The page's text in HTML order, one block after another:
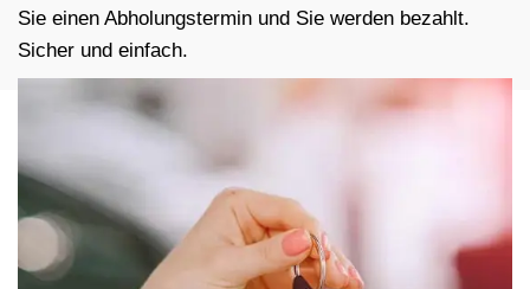
Sie einen Abholungstermin und Sie werden bezahlt.
Sicher und einfach.